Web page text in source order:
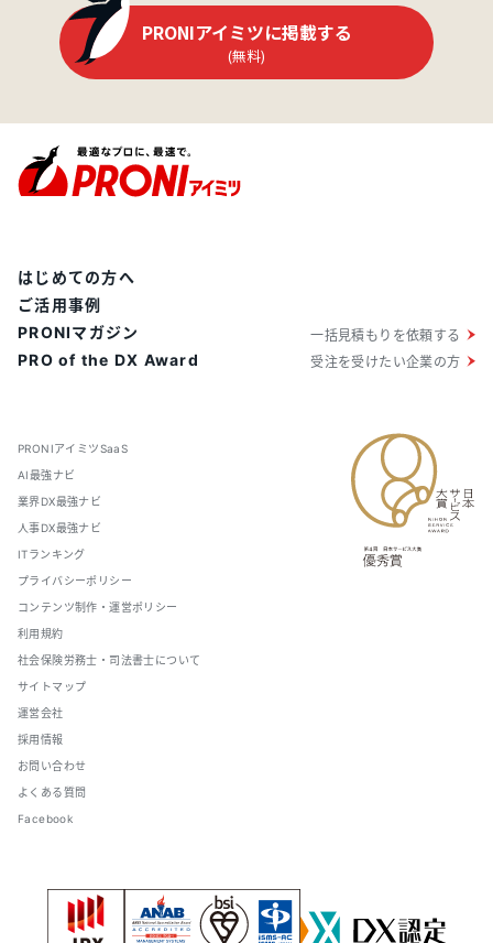
PRONIアイミツに掲載する
(無料)
PRONIアイミツSaaS
AI最強ナビ
業界DX最強ナビ
人事DX最強ナビ
ITランキング
プライバシーポリシー
コンテンツ制作・運営ポリシー
利用規約
社会保険労務士・司法書士について
サイトマップ
運営会社
採用情報
お問い合わせ
よくある質問
Facebook
はじめての方へ
ご活用事例
PRONIマガジン
PRO of the DX Award
一括見積もりを依頼する
受注を受けたい企業の方